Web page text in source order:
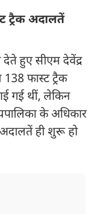
ट्रैक अदालतें
हुए सीएम देवेंद्र
फास्ट ट्रैक
गई थीं, लेकिन
के अधिकार
ही शुरू हो